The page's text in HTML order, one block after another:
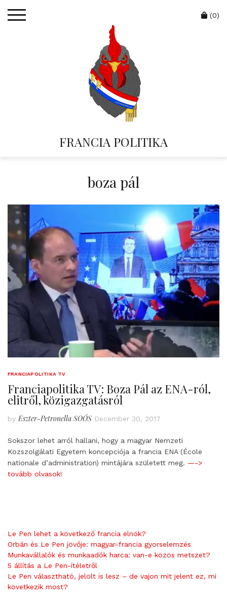
FRANCIA POLITIKA
Cart
(0)
boza pál
FRANCIAPOLITIKA TV
Franciapolitika TV: Boza Pál az ENA-ról,
elitről, közigazgatásról
by Eszter-Petronella SOÓS December 30, 2017
Sokszor lehet arról hallani, hogy a magyar Nemzeti
Közszolgálati Egyetem koncepciója a francia ENA (École
nationale d’administration) mintájára született meg. —->
tovább olvasok!
Le Pen lehet a következő francia elnök?
Orbán és Le Pen jövője: magyar-francia gyorselemzés
Munkavállalók és munkaadók harca: van-e közös metszet?
5 állítás a Le Pen-ítéletről
Le Pen választható, jelölt is lesz – de vajon mit jelent ez, mi
következik most?